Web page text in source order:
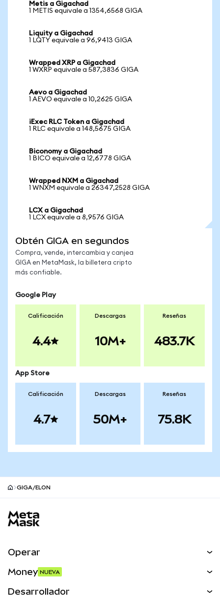
Metis a Gigachad
1 METIS equivale a 1354,6568 GIGA
Liquity a Gigachad
1 LQTY equivale a 96,9413 GIGA
Wrapped XRP a Gigachad
1 WXRP equivale a 587,3836 GIGA
Aevo a Gigachad
1 AEVO equivale a 10,2625 GIGA
iExec RLC Token a Gigachad
1 RLC equivale a 148,5675 GIGA
Biconomy a Gigachad
1 BICO equivale a 12,6778 GIGA
Wrapped NXM a Gigachad
1 WNXM equivale a 26347,2528 GIGA
LCX a Gigachad
1 LCX equivale a 8,9576 GIGA
Obtén GIGA en segundos
Compra, vende, intercambia y canjea
GIGA en MetaMask, la billetera cripto
más confiable.
Google Play
Calificación
4.4
Descargas
10M+
Reseñas
483.7K
App Store
Calificación
4.7
Descargas
50M+
Reseñas
75.8K
GIGA/ELON
Operar
Money NUEVA
Desarrollador